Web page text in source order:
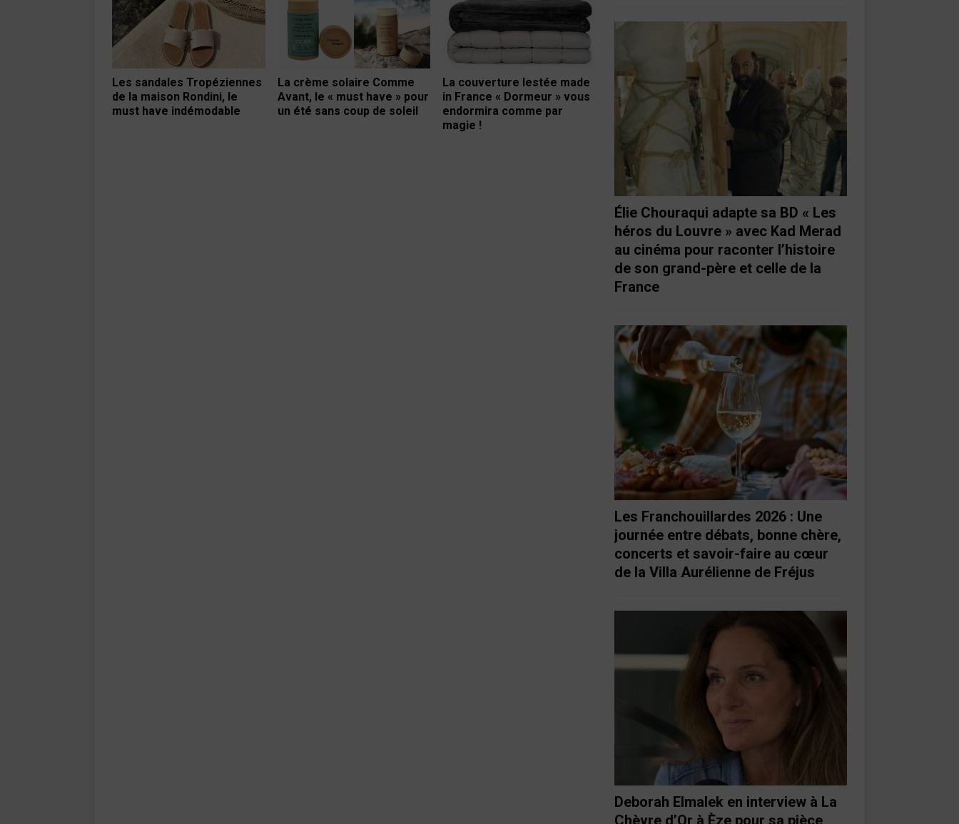
Les sandales Tropéziennes
de la maison Rondini, le
must have indémodable
La crème solaire Comme
Avant, le « must have » pour
un été sans coup de soleil
La couverture lestée made
in France « Dormeur » vous
endormira comme par
magie !
Élie Chouraqui adapte sa BD « Les
héros du Louvre » avec Kad Merad
au cinéma pour raconter l’histoire
de son grand-père et celle de la
France
Les Franchouillardes 2026 : Une
journée entre débats, bonne chère,
concerts et savoir-faire au cœur
de la Villa Aurélienne de Fréjus
Deborah Elmalek en interview à La